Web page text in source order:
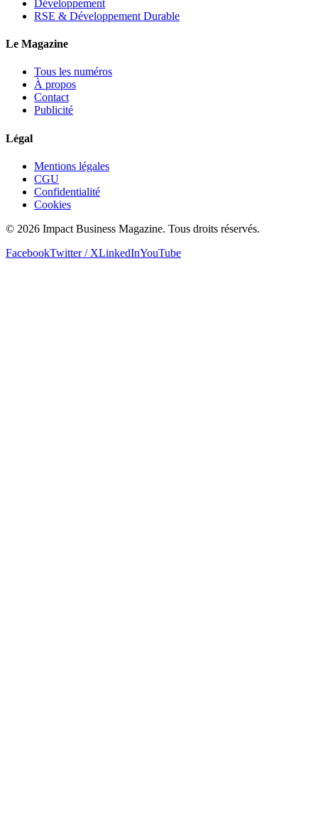
Développement
RSE & Développement Durable
Le Magazine
Tous les numéros
À propos
Contact
Publicité
Légal
Mentions légales
CGU
Confidentialité
Cookies
© 2026 Impact Business Magazine. Tous droits réservés.
FacebookTwitter / XLinkedInYouTube